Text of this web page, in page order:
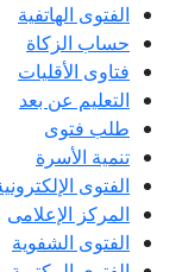
الفتوى الهاتفية
حساب الزكاة
فتاوى الأقليات
التعليم عن بعد
طلب فتوى
تنمية الأسرة
الفتوى
المركز الإعلامى
الفتوى الشفوية